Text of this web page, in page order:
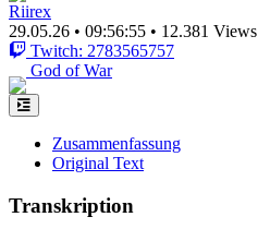
Riirex
29.05.26 • 09:56:55 • 12.381 Views
Twitch: 2783565757
God of War
Zusammenfassung
Original Text
Transkription